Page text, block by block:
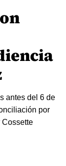
antes del 6 de
por
Cossette